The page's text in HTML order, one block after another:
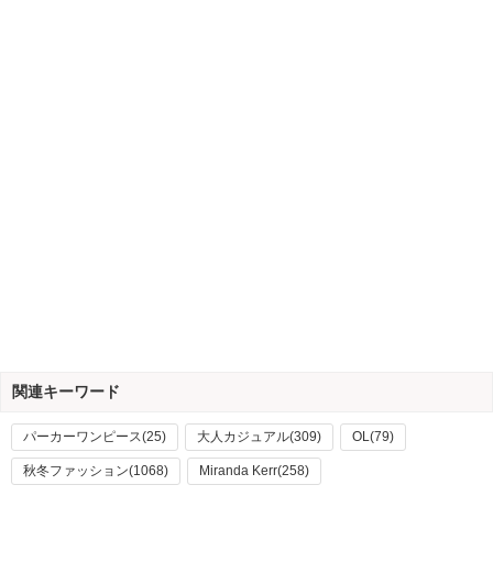
関連キーワード
パーカーワンピース(25) 大人カジュアル(309) OL(79)
秋冬ファッション(1068) Miranda Kerr(258)